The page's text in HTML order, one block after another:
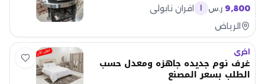
9,800 ر.س
افران نابولي
الرياض
اخرى
غرف نوم جديده جاهزه ومعدل حسب
الطلب بسعر المصنع